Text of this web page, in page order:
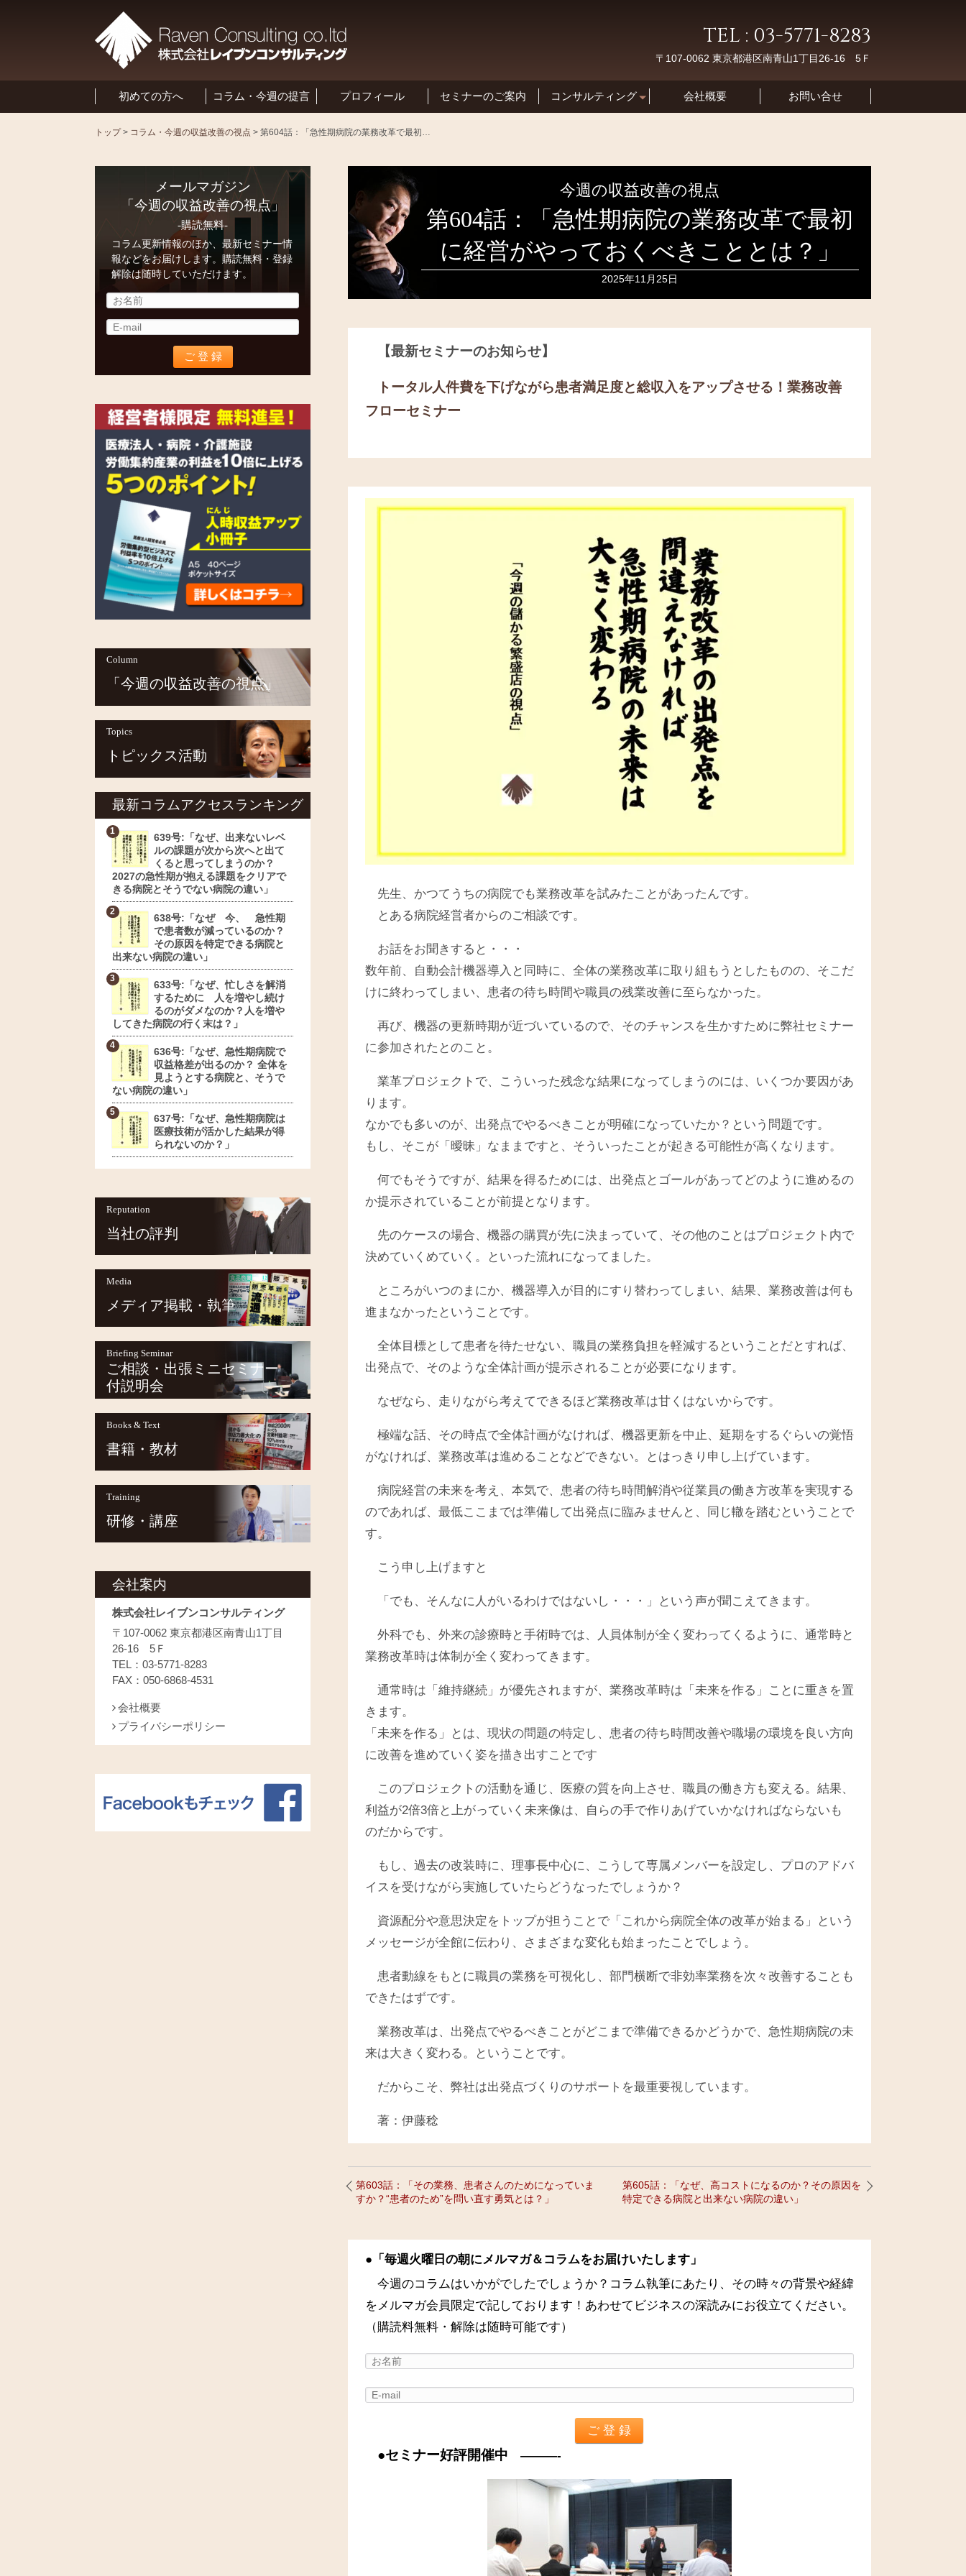
TEL : 03-5771-8283
〒107-0062 東京都港区南青山1丁目26-16 5Ｆ
初めての方へ コラム・今週の提言 プロフィール セミナーのご案内
コンサルティング
基本方針と特長
会社概要 お問い合せ
トップ> コラム・今週の収益改善の視点 > 第604話：「急性期病院の業務改革で最初に経営がやっておくべきこととは？」
今週の収益改善の視点
第604話：「急性期病院の業務改革で最初
に経営がやっておくべきこととは？」
2025年11月25日
【最新セミナーのお知らせ】
トータル人件費を下げながら患者満足度と総収入をアップさせる！ 業務改善
フローセミナー
先生、かつてうちの病院でも業務改革を試みたことがあったんです。
とある病院経営者からのご相談です。
お話をお聞きすると・・・
数年前、自動会計機器導入と同時に、全体の業務改革に取り組もうとしたものの、そこだ
けに終わってしまい、患者の待ち時間や職員の残業改善に至らなかった。
再び、機器の更新時期が近づいているので、そのチャンスを生かすために弊社セミナー
に参加されたとのこと。
業革プロジェクトで、こういった残念な結果になってしまうのには、いくつか要因があ
ります。
なかでも多いのが、出発点でやるべきことが明確になっていたか？という問題です。
もし、そこが「曖昧」なままですと、そういったことが起きる可能性が高くなります。
何でもそうですが、結果を得るためには、出発点とゴールがあってどのように進めるの
か提示されていることが前提となります。
先のケースの場合、機器の購買が先に決まっていて、その他のことはプロジェクト内で
決めていくめていく。といった流れになってました。
ところがいつのまにか、機器導入が目的にすり替わってしまい、結果、業務改善は何も
進まなかったということです。
全体目標として患者を待たせない、職員の業務負担を軽減するということだとすれば、
出発点で、そのような全体計画が提示されることが必要になります。
なぜなら、走りながら考えてできるほど業務改革は甘くはないからです。
極端な話、その時点で全体計画がなければ、機器更新を中止、延期をするぐらいの覚悟
がなければ、業務改革は進めることなどできない。とはっきり申し上げています。
病院経営の未来を考え、本気で、患者の待ち時間解消や従業員の働き方改革を実現する
のであれば、最低ここまでは準備して出発点に臨みませんと、同じ轍を踏むということで
す。
こう申し上げますと
「でも、そんなに人がいるわけではないし・・・」という声が聞こえてきます。
外科でも、外来の診療時と手術時では、人員体制が全く変わってくるように、通常時と
業務改革時は体制が全く変わってきます。
通常時は「維持継続」が優先されますが、業務改革時は「未来を作る」ことに重きを置
きます。
「未来を作る」とは、現状の問題の特定し、患者の待ち時間改善や職場の環境を良い方向
に改善を進めていく姿を描き出すことです
このプロジェクトの活動を通じ、医療の質を向上させ、職員の働き方も変える。結果、
利益が2倍3倍と上がっていく未来像は、自らの手で作りあげていかなければならないも
のだからです。
もし、過去の改装時に、理事長中心に、こうして専属メンバーを設定し、プロのアドバ
イスを受けながら実施していたらどうなったでしょうか？
資源配分や意思決定をトップが担うことで「これから病院全体の改革が始まる」という
メッセージが全館に伝わり、さまざまな変化も始まったことでしょう。
患者動線をもとに職員の業務を可視化し、部門横断で非効率業務を次々改善することも
できたはずです。
業務改革は、出発点でやるべきことがどこまで準備できるかどうかで、急性期病院の未
来は大きく変わる。ということです。
だからこそ、弊社は出発点づくりのサポートを最重要視しています。
著：伊藤稔
第603話：「その業務、患者さんのためになっていま
すか？“患者のため”を問い直す勇気とは？」
第605話：「なぜ、高コストになるのか？その原因を
特定できる病院と出来ない病院の違い」
●「毎週火曜日の朝にメルマガ＆コラムをお届けいたします」
今週のコラムはいかがでしたでしょうか？コラム執筆にあたり、その時々の背景や経緯
をメルマガ会員限定で記しております！あわせてビジネスの深読みにお役立てください。
（購読料無料・解除は随時可能です）
●セミナー好評開催中 ———-
メールマガジン
「今週の収益改善の視点」
-購読無料-
コラム更新情報のほか、最新セミナー情
報などをお届けします。購読無料・登録
解除は随時していただけます。
Column
「今週の収益改善の視点」
Topics
トピックス活動
最新コラムアクセスランキング
639号:「なぜ、出来ないレベ
ルの課題が次から次へと出て
くると思ってしまうのか？
2027の急性期が抱える課題をクリアで
きる病院とそうでない病院の違い」
638号:「なぜ 今、 急性期
で患者数が減っているのか？
その原因を特定できる病院と
出来ない病院の違い」
633号:「なぜ、忙しさを解消
するために 人を増やし続け
るのがダメなのか？人を増や
してきた病院の行く末は？」
636号:「なぜ、急性期病院で
収益格差が出るのか？ 全体を
見ようとする病院と、そうで
ない病院の違い」
637号:「なぜ、急性期病院は
医療技術が活かした結果が得
られないのか？」
Reputation
当社の評判
Media
メディア掲載・執筆
Briefing Seminar
ご相談・出張ミニセミナー
付説明会
Books & Text
書籍・教材
Training
研修・講座
会社案内
株式会社レイブンコンサルティング
〒107-0062 東京都港区南青山1丁目
26-16 5Ｆ
TEL：03-5771-8283
FAX：050-6868-4531
会社概要
プライバシーポリシー